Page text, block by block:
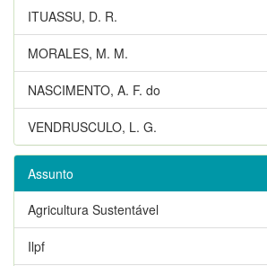
ITUASSU, D. R.
MORALES, M. M.
NASCIMENTO, A. F. do
VENDRUSCULO, L. G.
Assunto
Agricultura Sustentável
Ilpf